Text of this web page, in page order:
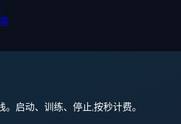
启动、训练、停止,按秒计费。